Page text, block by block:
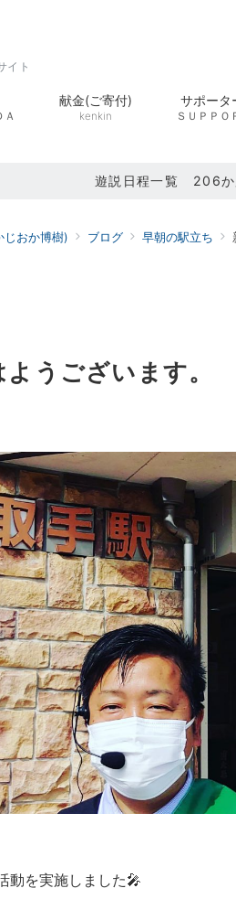
イト
Ａ
献金(ご寄付)
kenkin
サポータ
ＳＵＰＰＯ
遊説日程一覧 206か
おか博樹) ブログ 早朝の駅立ち
うございます。
動を実施しました🎤